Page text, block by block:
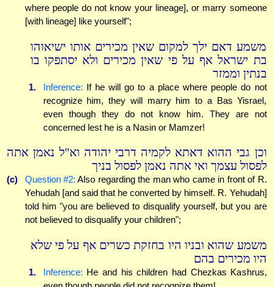
where people do not know your lineage], or marry someone
[with lineage] like yourself";
משמע דאם ילך למקום שאין מכירים אותו ישיאוהו
בת ישראל אף על פי שאין מכירים ולא יסתפקו בו
בנתין וממזר
1. Inference: If he will go to a place where people do not
recognize him, they will marry him to a Bas Yisrael,
even though they do not know him. They are not
concerned lest he is a Nasin or Mamzer!
וכן גבי ההוא דאתא לקמיה דרבי יהודה וא"ל נאמן אתה
לפסול עצמך ואי אתה נאמן לפסול בניך
(c) Question #2: Also regarding the man who came in front of R.
Yehudah [and said that he converted by himself. R. Yehudah]
told him "you are believed to disqualify yourself, but you are
not believed to disqualify your children";
משמע שהוא ובניו היו בחזקת כשרים אף על פי שלא
היו מכירים בהם
1. Inference: He and his children had Chezkas Kashrus,